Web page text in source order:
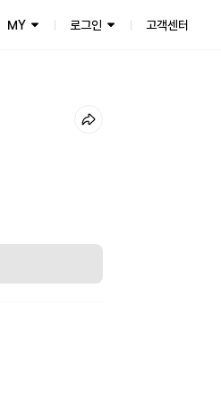
MY 로그인 고객센터